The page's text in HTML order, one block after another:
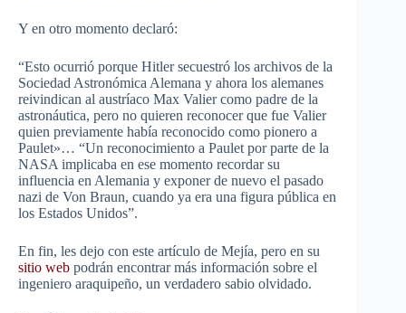
Y en otro momento declaró:
“Esto ocurrió porque Hitler secuestró los archivos de la
Sociedad Astronómica Alemana y ahora los alemanes
reivindican al austríaco Max Valier como padre de la
astronáutica, pero no quieren reconocer que fue Valier
quien previamente había reconocido como pionero a
Paulet»… “Un reconocimiento a Paulet por parte de la
NASA implicaba en ese momento recordar su
influencia en Alemania y exponer de nuevo el pasado
nazi de Von Braun, cuando ya era una figura pública en
los Estados Unidos”.
En fin, les dejo con este artículo de Mejía, pero en su
sitio web podrán encontrar más información sobre el
ingeniero araquipeño, un verdadero sabio olvidado.